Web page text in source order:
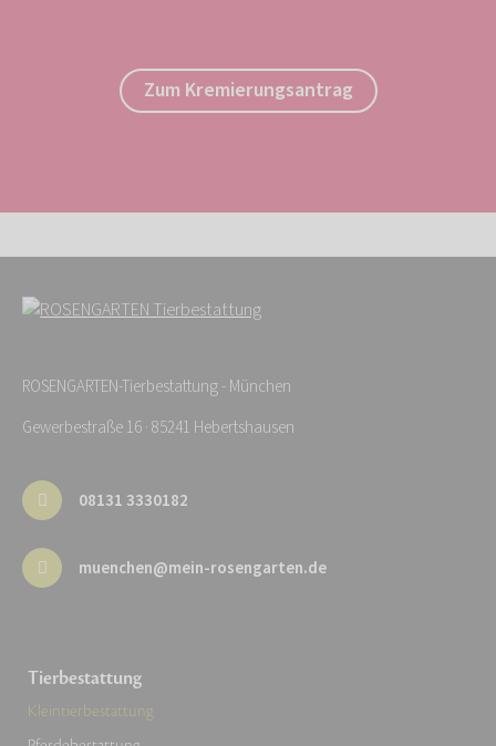
Zum Kremierungsantrag
ROSENGARTEN-Tierbestattung - München
Gewerbestraße 16 · 85241 Hebertshausen
08131 3330182
muenchen@mein-rosengarten.de
Tierbestattung
Kleintierbestattung